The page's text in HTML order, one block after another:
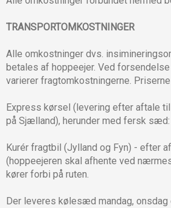
TRANSPORTOMKOSTNINGER
Alle omkostninger dvs.
betales af hoppeejer. Ved
varierer fragtomkostningerne.
Express kørsel (levering efter aftale
på Sjælland), herunder med fersk sæd:
Kurér fragtbil (Jylland og Fyn) - efter
(hoppeejeren skal afhente ved
kører forbi på ruten.
Der leveres kølesæd mandag, onsdag